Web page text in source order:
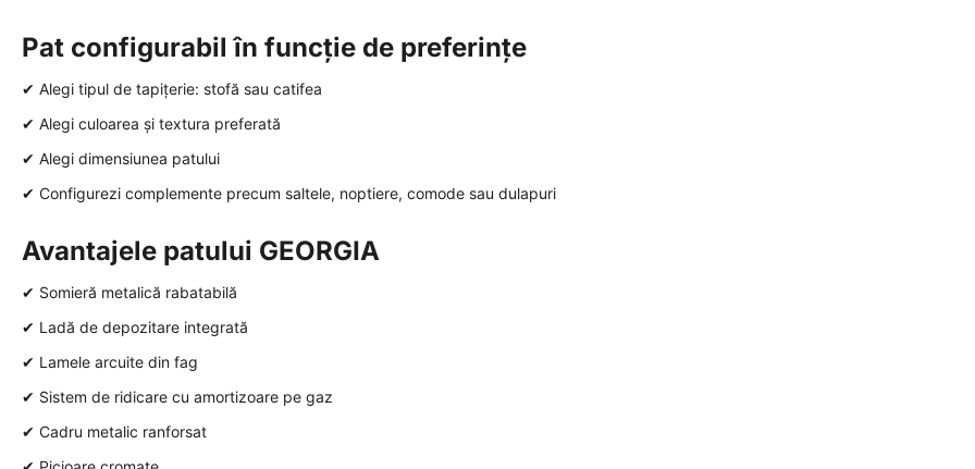
Pat configurabil în funcție de preferințe
✔ Alegi tipul de tapițerie: stofă sau catifea
✔ Alegi culoarea și textura preferată
✔ Alegi dimensiunea patului
✔ Configurezi complemente precum saltele, noptiere, comode sau dulapuri
Avantajele patului GEORGIA
✔ Somieră metalică rabatabilă
✔ Ladă de depozitare integrată
✔ Lamele arcuite din fag
✔ Sistem de ridicare cu amortizoare pe gaz
✔ Cadru metalic ranforsat